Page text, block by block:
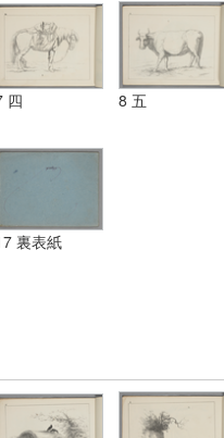
四 8 五
裏表紙